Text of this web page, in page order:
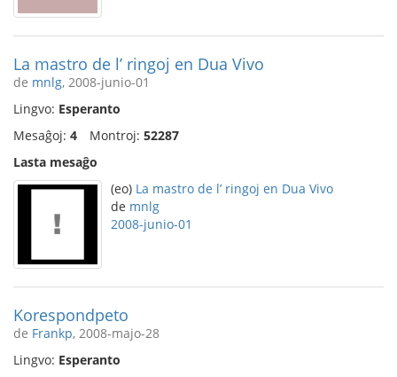
La mastro de l’ ringoj en Dua Vivo
de mnlg, 2008-junio-01
Lingvo: Esperanto
Mesaĝoj: 4 Montroj: 52287
Lasta mesaĝo
(eo) La mastro de l’ ringoj en Dua Vivo
de mnlg
2008-junio-01
Korespondpeto
de Frankp, 2008-majo-28
Lingvo: Esperanto